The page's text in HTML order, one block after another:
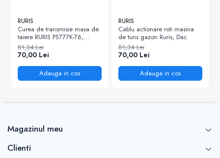
RURIS
Curea de transmisie masa de
taiere RURIS PS777K-76,
pentru motocositori Ruris DAC
777K
81,34 Lei
70,00 Lei
Adauga in cos
RURIS
Cablu actionare roti masina
de tuns gazon Ruris, Dac
81,34 Lei
70,00 Lei
Adauga in cos
Magazinul meu
Clienti